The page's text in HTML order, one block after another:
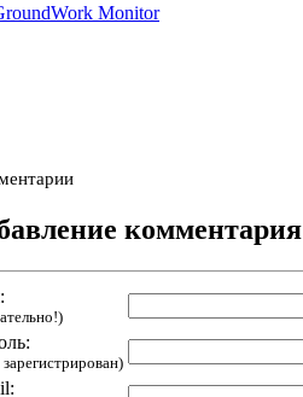
Monitor
комментария
зарегистрирован)